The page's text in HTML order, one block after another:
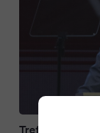
Treffen mit